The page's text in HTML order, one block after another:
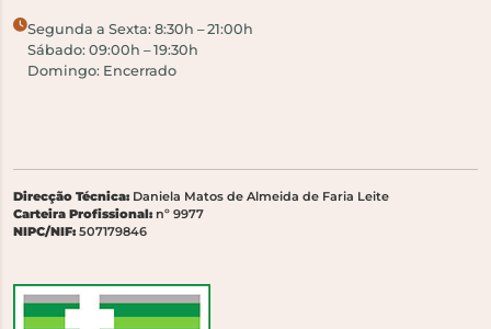
Segunda a Sexta: 8:30h – 21:00h
Sábado: 09:00h – 19:30h
Domingo: Encerrado
Direcção Técnica: Daniela Matos de Almeida de Faria Leite
Carteira Profissional: nº 9977
NIPC/NIF: 507179846